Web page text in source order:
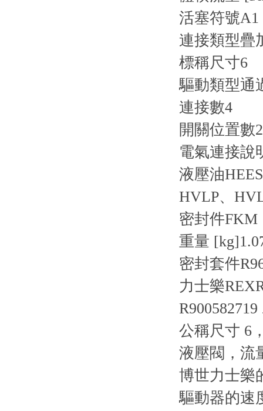
活塞符號
連接類型疊
標稱尺寸6
驅動類型通
連接數4
開關位置數2
電氣連接說
液壓油
HVLP、
密封件FKM
重量 [kg]
密封套件
力士樂
公稱尺寸 6
液壓閥，流
博世力士樂
驅動器的速